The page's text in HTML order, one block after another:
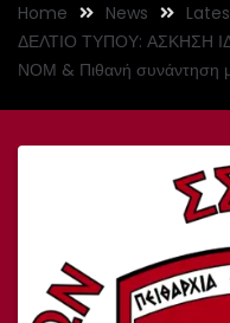
Home News
ΔΕΛΤΙΟ ΤΥΠΟΥ: ΑΣΚΗΣΗ
ΝΟΜ & Πιθανή συνάντηση